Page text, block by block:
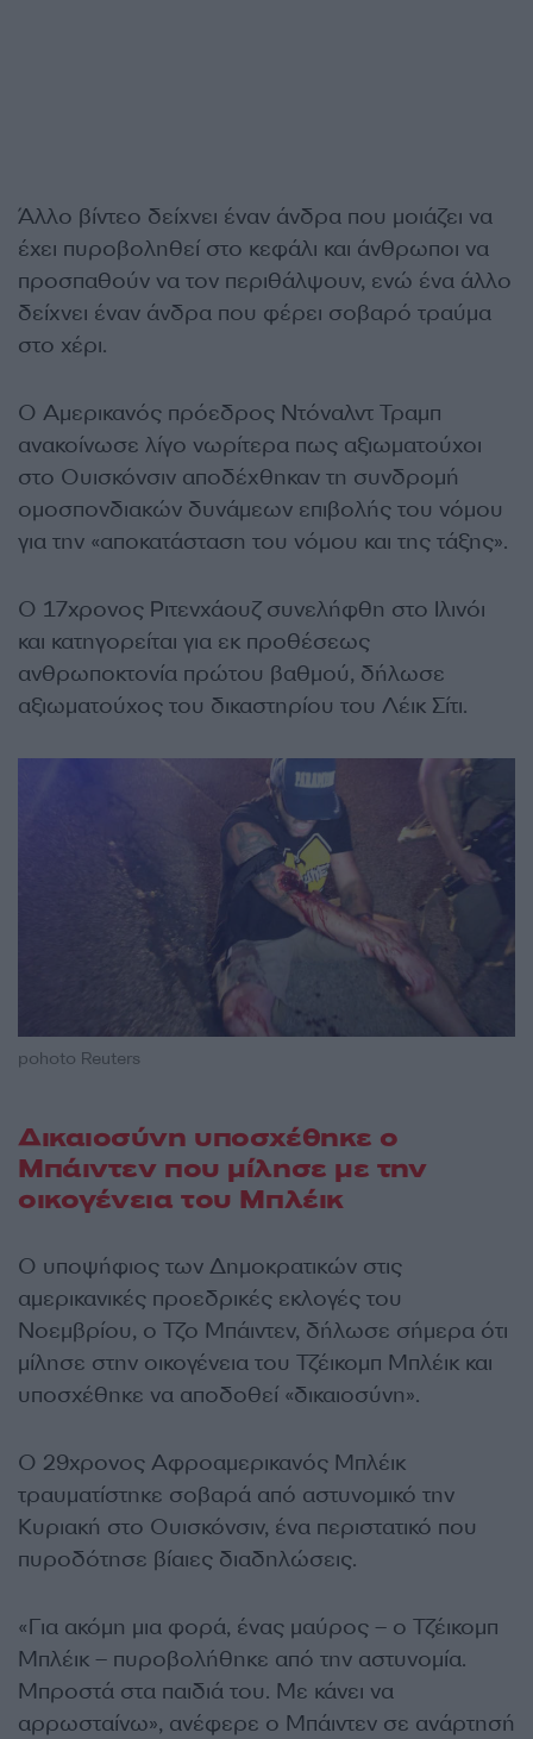
Άλλο βίντεο δείχνει έναν άνδρα που μοιάζει να
έχει πυροβοληθεί στο κεφάλι και άνθρωποι να
προσπαθούν να τον περιθάλψουν, ενώ ένα άλλο
δείχνει έναν άνδρα που φέρει σοβαρό τραύμα
στο χέρι.
Ο Αμερικανός πρόεδρος Ντόναλντ Τραμπ
ανακοίνωσε λίγο νωρίτερα πως αξιωματούχοι
στο Ουισκόνσιν αποδέχθηκαν τη συνδρομή
ομοσπονδιακών δυνάμεων επιβολής του νόμου
για την «αποκατάσταση του νόμου και της τάξης».
Ο 17χρονος Ριτενχάουζ συνελήφθη στο Ιλινόι
και κατηγορείται για εκ προθέσεως
ανθρωποκτονία πρώτου βαθμού, δήλωσε
αξιωματούχος του δικαστηρίου του Λέικ Σίτι.
pohoto Reuters
Δικαιοσύνη υποσχέθηκε ο
Μπάιντεν που μίλησε με την
οικογένεια του Μπλέικ
Ο υποψήφιος των Δημοκρατικών στις
αμερικανικές προεδρικές εκλογές του
Νοεμβρίου, ο Τζο Μπάιντεν, δήλωσε σήμερα ότι
μίλησε στην οικογένεια του Τζέικομπ Μπλέικ και
υποσχέθηκε να αποδοθεί «δικαιοσύνη».
Ο 29χρονος Αφροαμερικανός Μπλέικ
τραυματίστηκε σοβαρά από αστυνομικό την
Κυριακή στο Ουισκόνσιν, ένα περιστατικό που
πυροδότησε βίαιες διαδηλώσεις.
«Για ακόμη μια φορά, ένας μαύρος – ο Τζέικομπ
Μπλέικ – πυροβολήθηκε από την αστυνομία.
Μπροστά στα παιδιά του. Με κάνει να
αρρωσταίνω», ανέφερε ο Μπάιντεν σε ανάρτησή